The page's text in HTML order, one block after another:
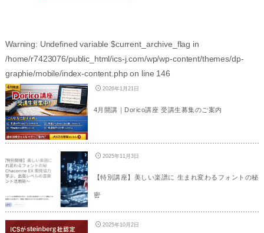
Warning: Undefined variable $current_archive_flag in
/home/r7423076/public_html/ics-j.com/wp/wp-content/themes/dp-
graphie/mobile/index-content.phpon line 146
2026年1月21日
4月開講｜Dorico講座 受講生募集のご案内
2025年11月3日
【特別講座】美しい楽譜に 生まれ変わるフォントの秘
密
2025年10月2日